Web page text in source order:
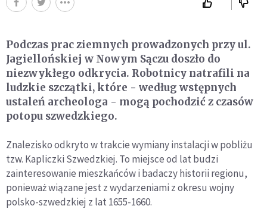
Podczas prac ziemnych prowadzonych przy ul.
Jagiellońskiej w Nowym Sączu doszło do
niezwykłego odkrycia. Robotnicy natrafili na
ludzkie szczątki, które - według wstępnych
ustaleń archeologa - mogą pochodzić z czasów
potopu szwedzkiego.
Znalezisko odkryto w trakcie wymiany instalacji w pobliżu
tzw. Kapliczki Szwedzkiej. To miejsce od lat budzi
zainteresowanie mieszkańców i badaczy historii regionu,
ponieważ wiązane jest z wydarzeniami z okresu wojny
polsko-szwedzkiej z lat 1655-1660.